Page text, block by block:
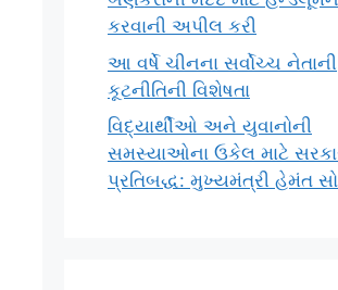
કરવાની અપીલ કરી
આ વર્ષે ચીનના સર્વોચ્ચ નેતાની
કૂટનીતિની વિશેષતા
વિદ્યાર્થીઓ અને યુવાનોની
સમસ્યાઓના ઉકેલ માટે
પ્રતિબદ્ધ: મુખ્યમંત્રી હેમંત